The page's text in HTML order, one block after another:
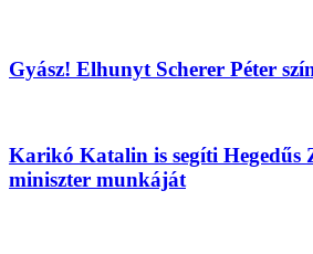
Gyász! Elhunyt Scherer Péter
Karikó Katalin is segíti Hegedűs
miniszter munkáját